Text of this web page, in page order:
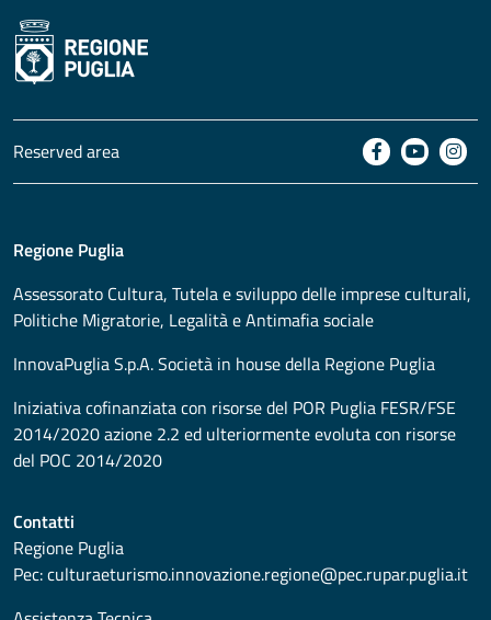
Reserved area
Regione Puglia
Assessorato Cultura, Tutela e sviluppo delle imprese culturali,
Politiche Migratorie, Legalità e Antimafia sociale
InnovaPuglia S.p.A. Società in house della Regione Puglia
Iniziativa cofinanziata con risorse del POR Puglia FESR/FSE
2014/2020 azione 2.2 ed ulteriormente evoluta con risorse
del POC 2014/2020
Contatti
Regione Puglia
Pec:culturaeturismo.innovazione.regione@pec.rupar.puglia.it